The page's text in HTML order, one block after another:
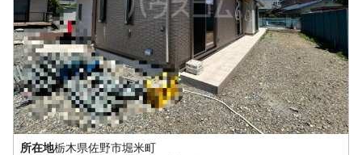
所在地栃木県佐野市堀米町